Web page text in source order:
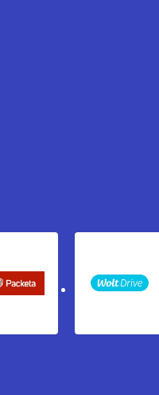
Packeta Sledenje pošiljki
WOLT